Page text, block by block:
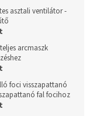
asztali ventilátor -
arcmaszk
foci visszapattanó
fal focihoz